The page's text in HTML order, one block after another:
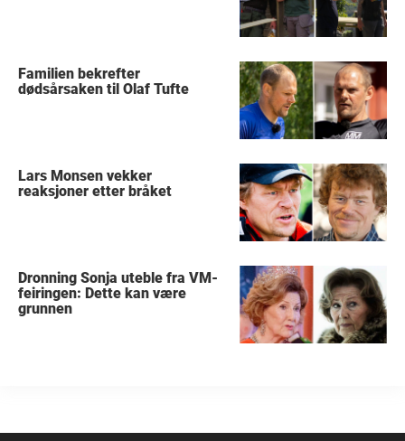
Familien bekrefter
dødsårsaken til Olaf Tufte
Lars Monsen vekker
reaksjoner etter bråket
Dronning Sonja uteble fra VM-
feiringen: Dette kan være
grunnen